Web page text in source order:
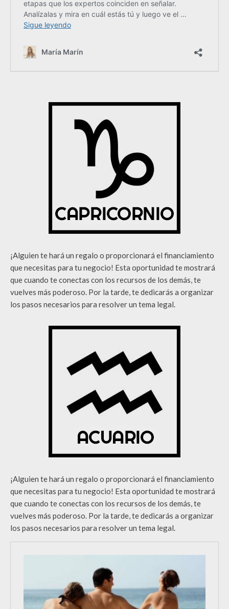
¡Alguien te hará un regalo o proporcionará el financiamiento
que necesitas para tu negocio! Esta oportunidad te mostrará
que cuando te conectas con los recursos de los demás, te
vuelves más poderoso. Por la tarde, te dedicarás a organizar
los pasos necesarios para resolver un tema legal.
¡Alguien te hará un regalo o proporcionará el financiamiento
que necesitas para tu negocio! Esta oportunidad te mostrará
que cuando te conectas con los recursos de los demás, te
vuelves más poderoso. Por la tarde, te dedicarás a organizar
los pasos necesarios para resolver un tema legal.